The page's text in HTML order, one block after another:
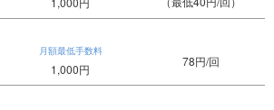
月額最低手数料
1,000円
78円/回